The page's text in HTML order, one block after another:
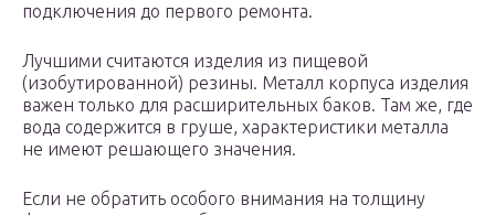
подключения до первого ремонта.
Лучшими считаются изделия из пищевой
(изобутированной) резины. Металл корпуса изделия
важен только для расширительных баков. Там же, где
вода содержится в груше, характеристики металла
не имеют решающего значения.
Если не обратить особого внимания на толщину